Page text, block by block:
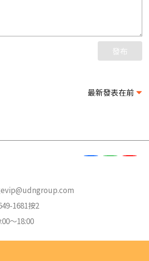
發布
最新發表在前
1681按2
～18:00